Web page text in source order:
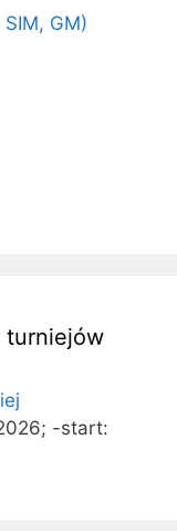
SIM, GM)
turniejów
-start: